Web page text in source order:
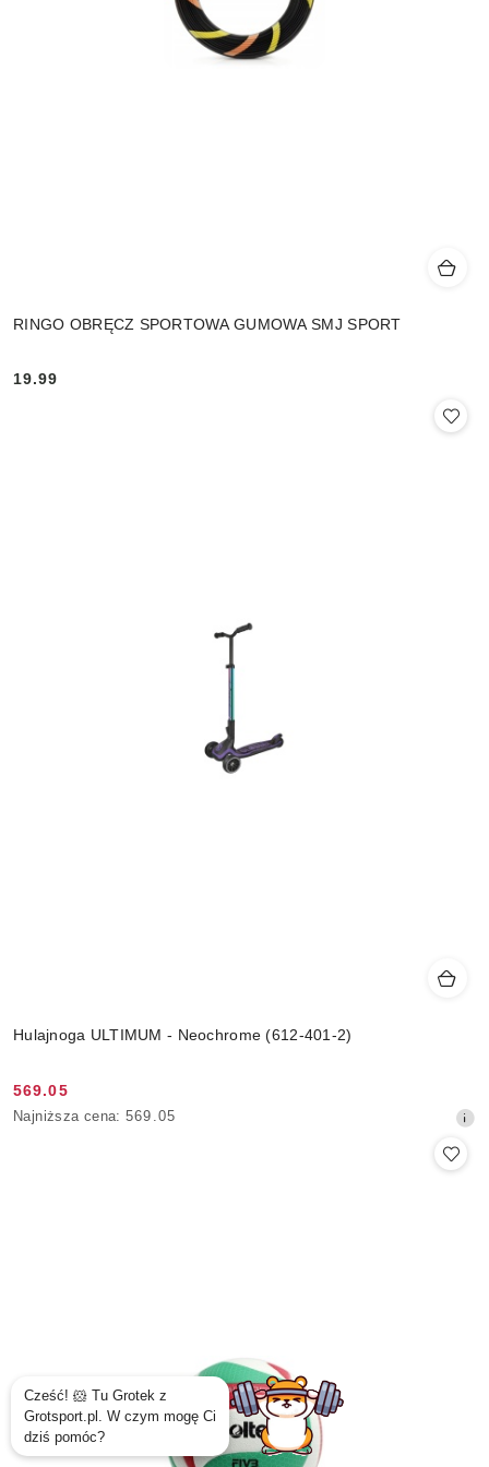
RINGO OBRĘCZ SPORTOWA GUMOWA SMJ SPORT
Cena:
19.99
Hulajnoga ULTIMUM - Neochrome (612-401-2)
Cena
promocyjna:
569.05
Najniższa
Najniższa cena: 569.05